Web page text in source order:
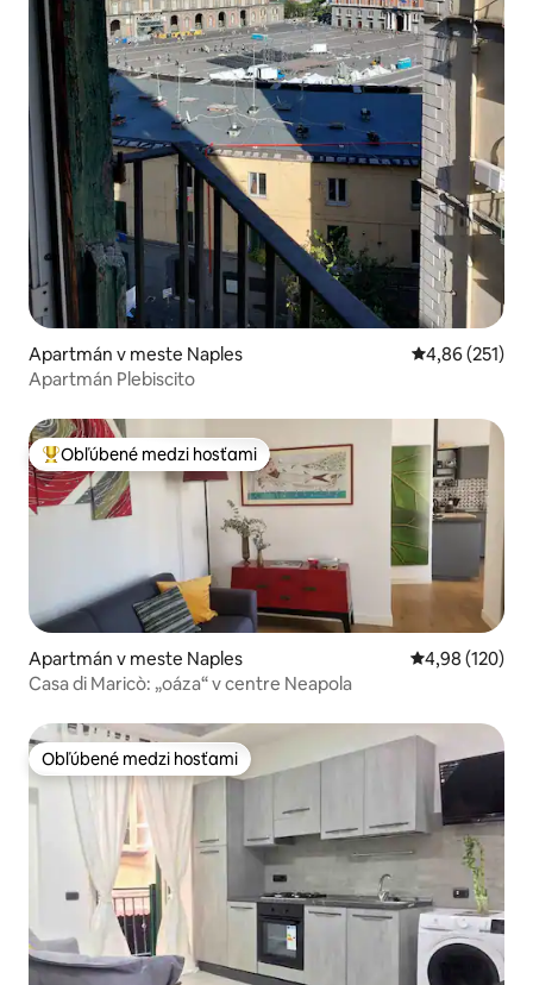
Apartmán v meste Naples Priemerné
4,86 (251)
Apartmán Plebiscito
Najobľúbenejšie medzi hosťami
Obľúbené medzi hosťami
Apartmán v meste Naples Priemerné
4,98 (120)
Casa di Maricò: „oáza“ v centre Neapola
Obľúbené medzi hosťami
Obľúbené medzi hosťami